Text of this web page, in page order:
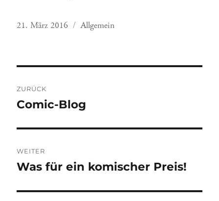
Veröffentlicht
21. März 2016 Kategorien
Allgemein
ZURÜCK
Vorheriger
Comic-Blog
WEITER
Nächster
Was für ein komischer Preis!